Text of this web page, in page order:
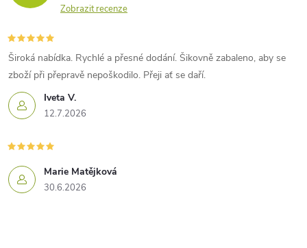
Zobrazit recenze
Iveta V.
12.7.2026
Široká nabídka. Rychlé a přesné dodání. Šikovně zabaleno, aby se
zboží při přepravě nepoškodilo. Přeji ať se daří.
Marie Matějková
30.6.2026